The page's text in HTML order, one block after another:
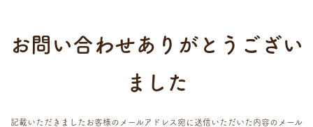
お問い合わせありがとうござい
ました
記載いただきましたお客様のメールアドレス宛に送信いただいた内容のメール